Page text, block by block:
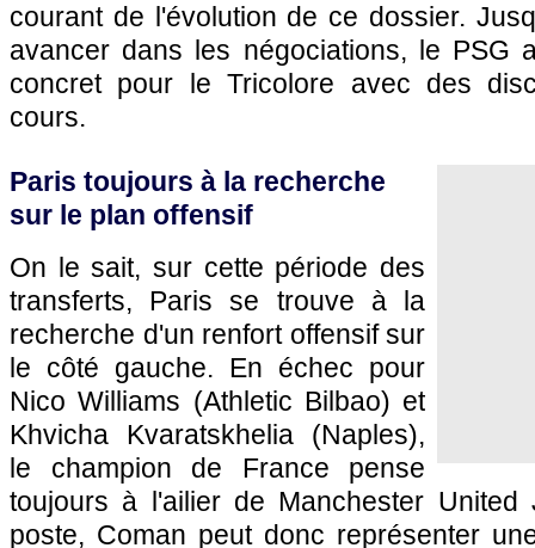
courant de l'évolution de ce dossier.
avancer dans les négociations, le PSG
concret pour le Tricolore avec des
cours.
Paris toujours à la recherche
sur le plan offensif
On le sait, sur cette période des
transferts, Paris se trouve à la
recherche d'un renfort offensif sur
le côté gauche. En échec pour
Nico Williams (Athletic Bilbao) et
Khvicha Kvaratskhelia (Naples),
le champion de France pense
toujours à l'ailier de Manchester United
poste, Coman peut donc représenter